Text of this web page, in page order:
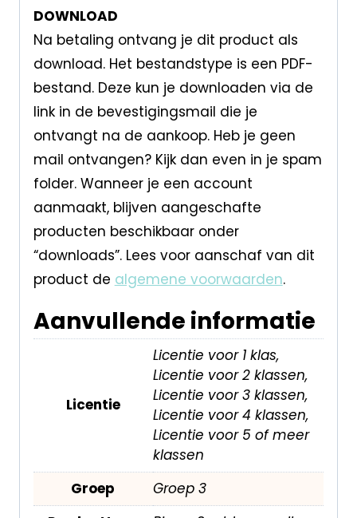
DOWNLOAD
Na betaling ontvang je dit product als
download. Het bestandstype is een PDF-
bestand. Deze kun je downloaden via de
link in de bevestigingsmail die je
ontvangt na de aankoop. Heb je geen
mail ontvangen? Kijk dan even in je spam
folder. Wanneer je een account
aanmaakt, blijven aangeschafte
producten beschikbaar onder
“downloads”. Lees voor aanschaf van dit
product de algemene voorwaarden.
Aanvullende informatie
Licentie
Licentie voor 1 klas,
Licentie voor 2 klassen,
Licentie voor 3 klassen,
Licentie voor 4 klassen,
Licentie voor 5 of meer
klassen
Groep
Groep 3